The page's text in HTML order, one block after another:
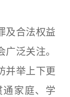
合法权益
泛关注。
并举上下更
家庭、学